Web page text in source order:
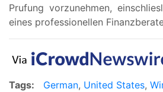
Prufung vorzunehmen,
eines professionellen
Tags: German, United States,